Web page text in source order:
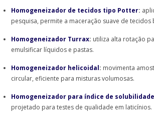
Homogeneizador de tecidos tipo Potter:
pesquisa, permite a maceração suave de tecidos
Homogeneizador Turrax: utiliza alta rotação
emulsificar líquidos e pastas.
Homogeneizador helicoidal: movimenta
circular, eficiente para misturas volumosas.
Homogeneizador para índice de
projetado para testes de qualidade em laticínios.